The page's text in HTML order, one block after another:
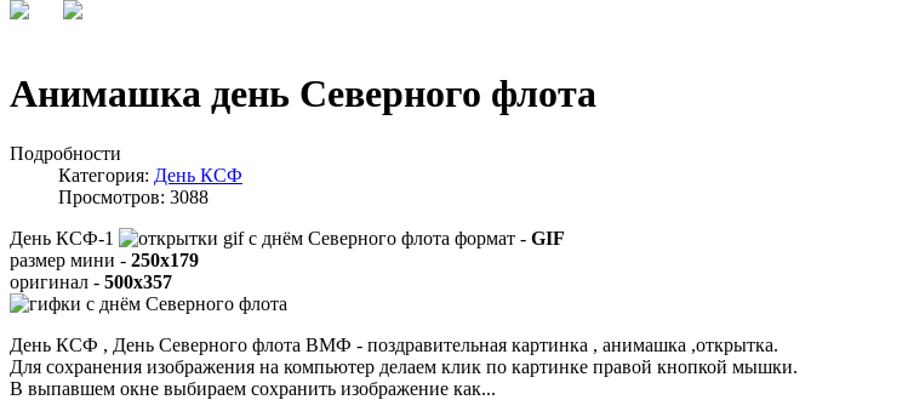
Анимашка день Северного флота
Подробности
Категория: День КСФ
Просмотров: 3088
День КСФ-1
формат - GIF
размер мини - 250x179
оригинал - 500x357
День КСФ , День Северного флота ВМФ - поздравительная картинка , анимашка ,открытка.
Для сохранения изображения на компьютер делаем клик по картинке правой кнопкой мышки.
В выпавшем окне выбираем сохранить изображение как...